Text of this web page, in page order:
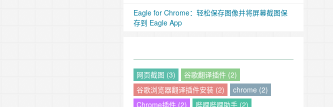
Eagle for Chrome：轻松保存图像并将屏幕截图保
存到 Eagle App
网页截图 (3)
谷歌翻译插件 (2)
谷歌浏览器翻译插件安装 (2)
chrome (2)
Chrome插件 (2)
哔哩哔哩助手 (2)